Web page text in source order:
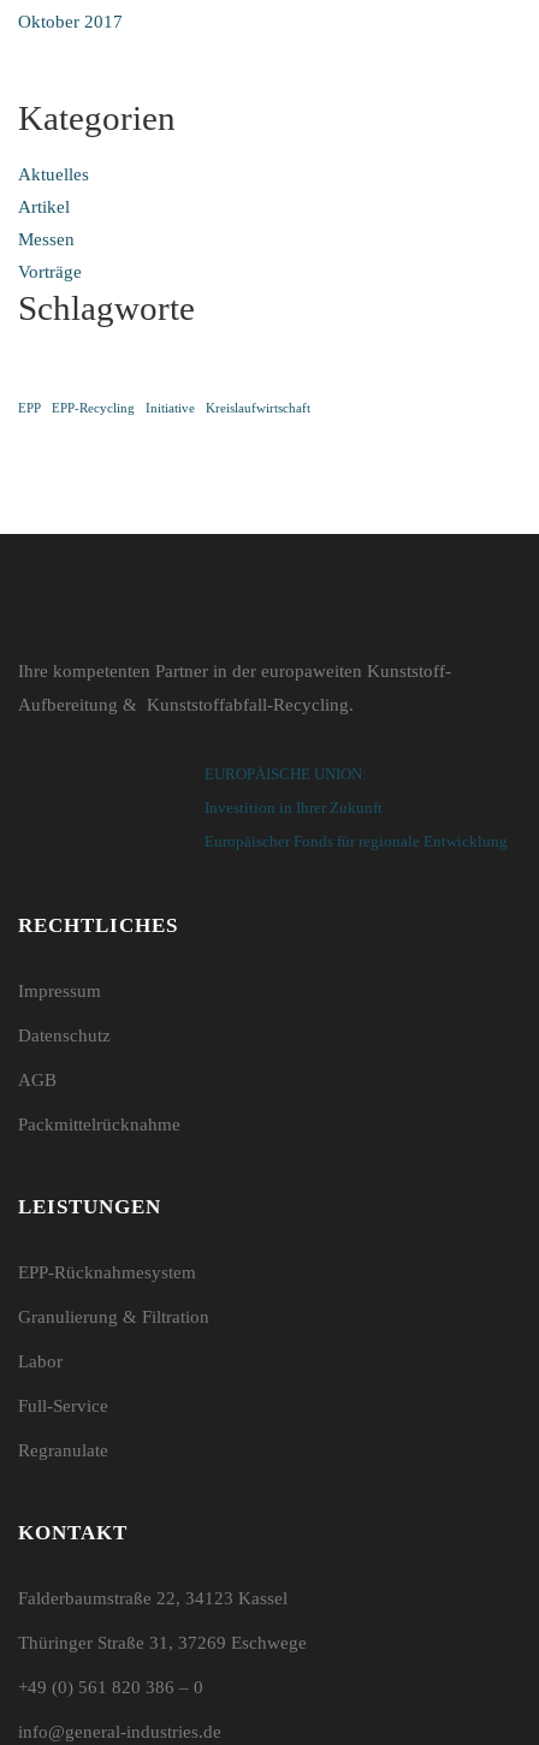
Oktober 2017
Kategorien
Aktuelles
Artikel
Messen
Vorträge
Schlagworte
EPP EPP-Recycling Initiative Kreislaufwirtschaft
Ihre kompetenten Partner in der europaweiten Kunststoff-
Aufbereitung & Kunststoffabfall-Recycling.
EUROPÄISCHE UNION:
Investition in Ihrer Zukunft
Europäischer Fonds für regionale Entwicklung
RECHTLICHES
Impressum
Datenschutz
AGB
Packmittelrücknahme
LEISTUNGEN
EPP-Rücknahmesystem
Granulierung & Filtration
Labor
Full-Service
Regranulate
KONTAKT
Falderbaumstraße 22, 34123 Kassel
Thüringer Straße 31, 37269 Eschwege
+49 (0) 561 820 386 – 0
info@general-industries.de